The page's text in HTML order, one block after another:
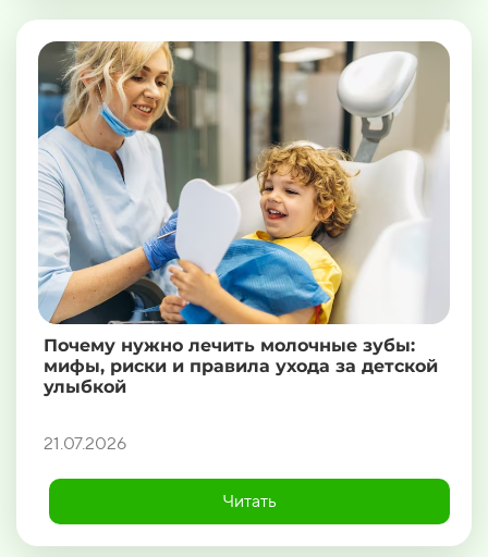
Почему нужно лечить молочные зубы:
мифы, риски и правила ухода за детской
улыбкой
21.07.2026
Читать